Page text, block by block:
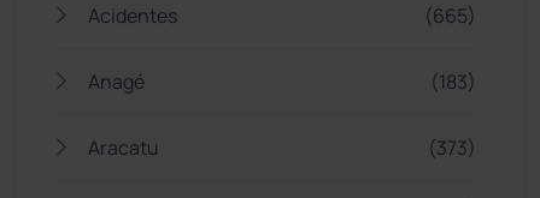
Acidentes (665)
Anagé (183)
Aracatu (373)